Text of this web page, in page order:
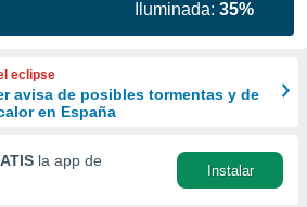
Iluminada:35%
eclipse
avisa de posibles tormentas y de
en España
la app de
Instalar